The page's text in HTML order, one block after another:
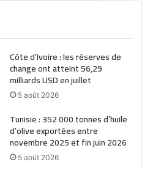
Côte d’Ivoire : les réserves de
change ont atteint 56,29
milliards USD en juillet
5 août 2026
Tunisie : 352 000 tonnes d’huile
d’olive exportées entre
novembre 2025 et fin juin 2026
5 août 2026